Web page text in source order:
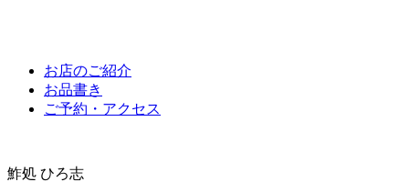
お店のご紹介
お品書き
ご予約・アクセス
鮓処 ひろ志